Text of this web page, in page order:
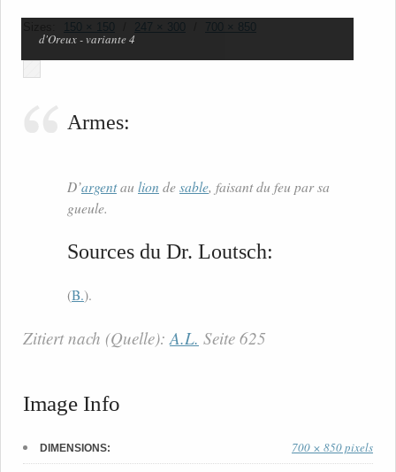
150 × 150 247 × 300 700 × 850
d'Oreux - variante 4
Armes:
D’argentau lion desable, faisant du feu par sa
gueule.
Sources du Dr. Loutsch:
(B.).
Zitiert nach (Quelle):A.L. Seite 625
Image Info
DIMENSIONS: 700 × 850 pixels